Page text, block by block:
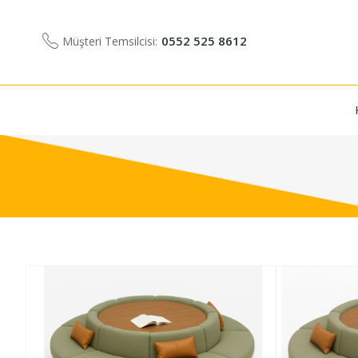
Müşteri Temsilcisi: 0552 525 8612